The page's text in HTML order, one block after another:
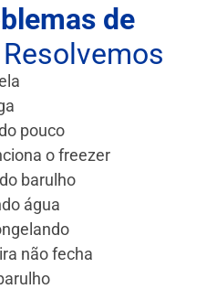
de
pouco
o freezer
barulho
água
não fecha